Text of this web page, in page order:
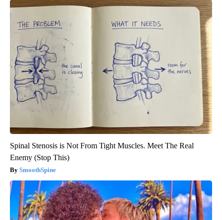
Spinal Stenosis is Not From Tight Muscles. Meet The Real
Enemy (Stop This)
SmoothSpine